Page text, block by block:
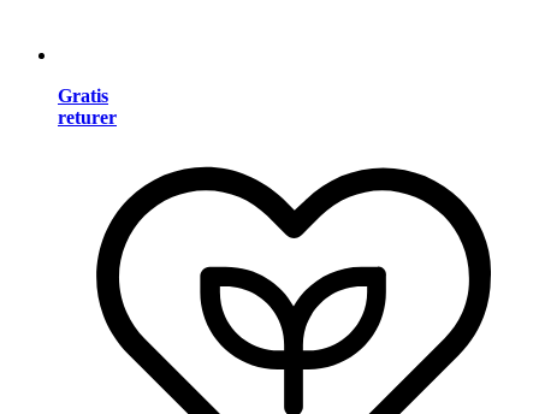
Gratis
returer